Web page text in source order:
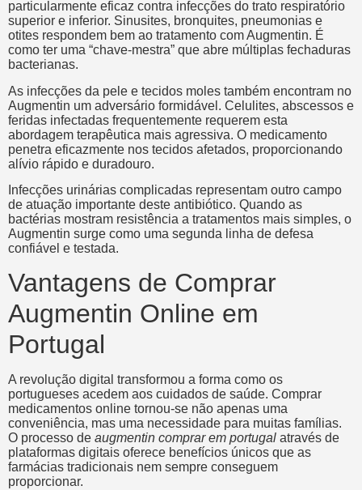
particularmente eficaz contra infecções do trato respiratório
superior e inferior. Sinusites, bronquites, pneumonias e
otites respondem bem ao tratamento com Augmentin. É
como ter uma “chave-mestra” que abre múltiplas fechaduras
bacterianas.
As infecções da pele e tecidos moles também encontram no
Augmentin um adversário formidável. Celulites, abscessos e
feridas infectadas frequentemente requerem esta
abordagem terapêutica mais agressiva. O medicamento
penetra eficazmente nos tecidos afetados, proporcionando
alívio rápido e duradouro.
Infecções urinárias complicadas representam outro campo
de atuação importante deste antibiótico. Quando as
bactérias mostram resistência a tratamentos mais simples, o
Augmentin surge como uma segunda linha de defesa
confiável e testada.
Vantagens de Comprar
Augmentin Online em
Portugal
A revolução digital transformou a forma como os
portugueses acedem aos cuidados de saúde. Comprar
medicamentos online tornou-se não apenas uma
conveniência, mas uma necessidade para muitas famílias.
O processo de augmentin comprar em portugal através de
plataformas digitais oferece benefícios únicos que as
farmácias tradicionais nem sempre conseguem
proporcionar.